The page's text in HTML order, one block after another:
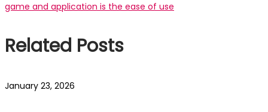
game and application is the ease of use
Related Posts
January 23, 2026